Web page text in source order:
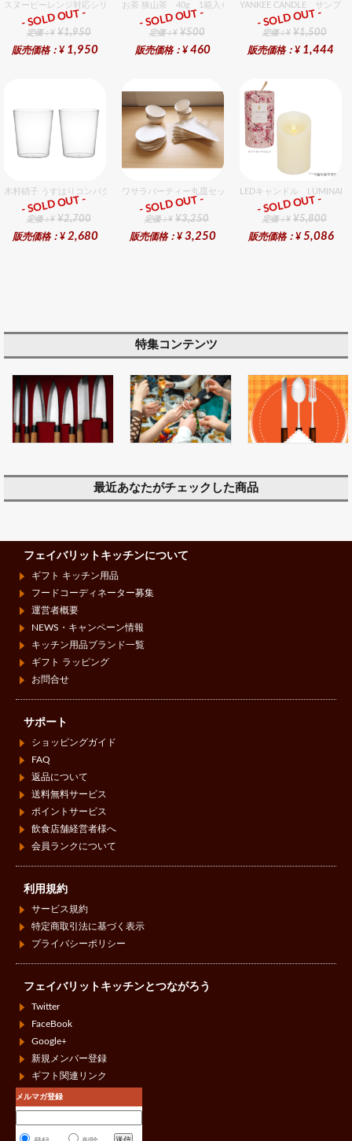
スヌーピーレンジ対応シリーズセット セット販売商品です。
ギフト
定価：¥ ¥1,950
販売価格：¥ 1,950
- SOLD OUT -
お茶 狭山茶 40g 1箱入セット
ギフト
定価：¥ ¥500
販売価格：¥ 460
- SOLD OUT -
YANKEE CANDLE サンプ
ギフト
定価：¥ ¥1,500
販売価格：¥ 1,444
- SOLD OUT -
木村硝子 うすはりコンパクト270cc オールドグラスギフトセット（2個入り）
ギフト
定価：¥ ¥2,700
販売価格：¥ 2,680
- SOLD OUT -
ワサラパーティー丸皿セット 4種6個入りセット
ギフト
定価：¥ ¥3,250
販売価格：¥ 3,250
- SOLD OUT -
LEDキャンドル
ギフト
定価：¥ ¥5,800
販売価格：¥ 5,086
- SOLD OUT -
特集コンテンツ
最近あなたがチェックした商品
フェイバリットキッチンについて
ギフト キッチン用品
フードコーディネーター募集
運営者概要
NEWS・キャンペーン情報
キッチン用品ブランド一覧
ギフト ラッピング
お問合せ
サポート
ショッピングガイド
FAQ
返品について
送料無料サービス
ポイントサービス
飲食店舗経営者様へ
会員ランクについて
利用規約
サービス規約
特定商取引法に基づく表示
プライバシーポリシー
フェイバリットキッチンとつながろう
Twitter
FaceBook
Google+
新規メンバー登録
ギフト関連リンク
メルマガ登録